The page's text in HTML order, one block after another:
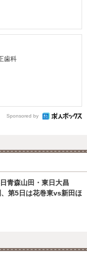
歯科
Sponsored by
青森山田・東日大昌
第5日は花巻東vs新田ほ